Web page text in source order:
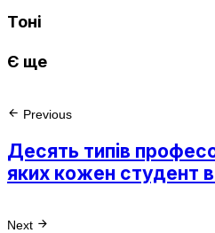
Тоні
Є ще
Previous
Десять типів
яких кожен студент
Next